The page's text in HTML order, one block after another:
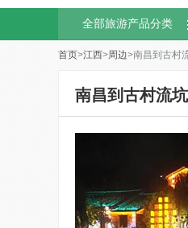
全部旅游产品分类
首页>江西>周边>南昌到古村
南昌到古村流